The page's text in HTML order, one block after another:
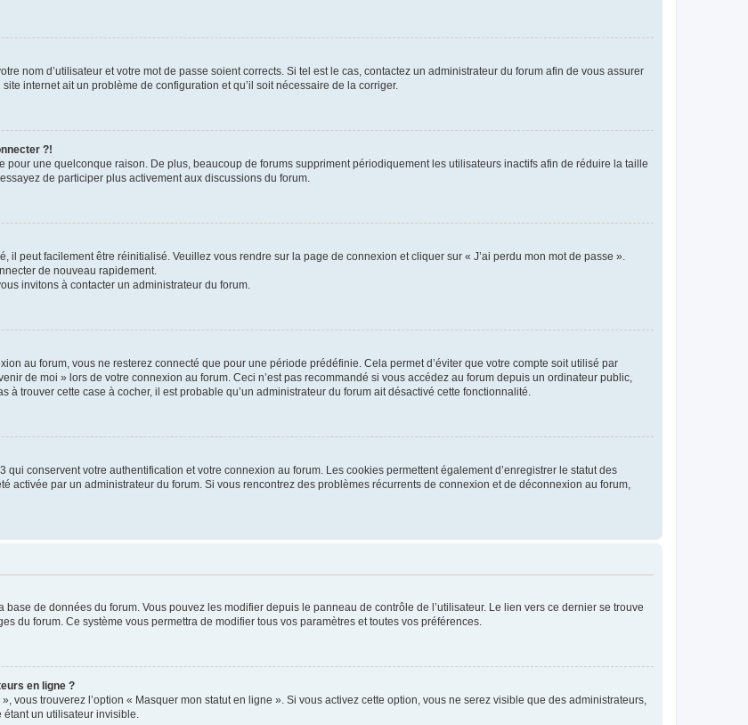
nom d’utilisateur et votre mot de passe soient corrects. Si tel est le cas, contactez un administrateur du forum afin de vous assurer
internet ait un problème de configuration et qu’il soit nécessaire de la corriger.
?!
pour une quelconque raison. De plus, beaucoup de forums suppriment périodiquement les utilisateurs inactifs afin de réduire la taille
de participer plus activement aux discussions du forum.
peut facilement être réinitialisé. Veuillez vous rendre sur la page de connexion et cliquer sur « J’ai perdu mon mot de passe ».
de nouveau rapidement.
invitons à contacter un administrateur du forum.
au forum, vous ne resterez connecté que pour une période prédéfinie. Cela permet d’éviter que votre compte soit utilisé par
de moi » lors de votre connexion au forum. Ceci n’est pas recommandé si vous accédez au forum depuis un ordinateur public,
trouver cette case à cocher, il est probable qu’un administrateur du forum ait désactivé cette fonctionnalité.
conservent votre authentification et votre connexion au forum. Les cookies permettent également d’enregistrer le statut des
activée par un administrateur du forum. Si vous rencontrez des problèmes récurrents de connexion et de déconnexion au forum,
de données du forum. Vous pouvez les modifier depuis le panneau de contrôle de l’utilisateur. Le lien vers ce dernier se trouve
du forum. Ce système vous permettra de modifier tous vos paramètres et toutes vos préférences.
en ligne ?
vous trouverez l’option « Masquer mon statut en ligne ». Si vous activez cette option, vous ne serez visible que des administrateurs,
un utilisateur invisible.